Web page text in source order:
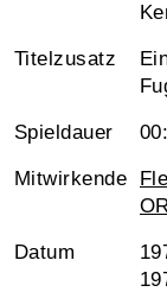
Titelzusatz
Spieldauer
Mitwirkende
Datum